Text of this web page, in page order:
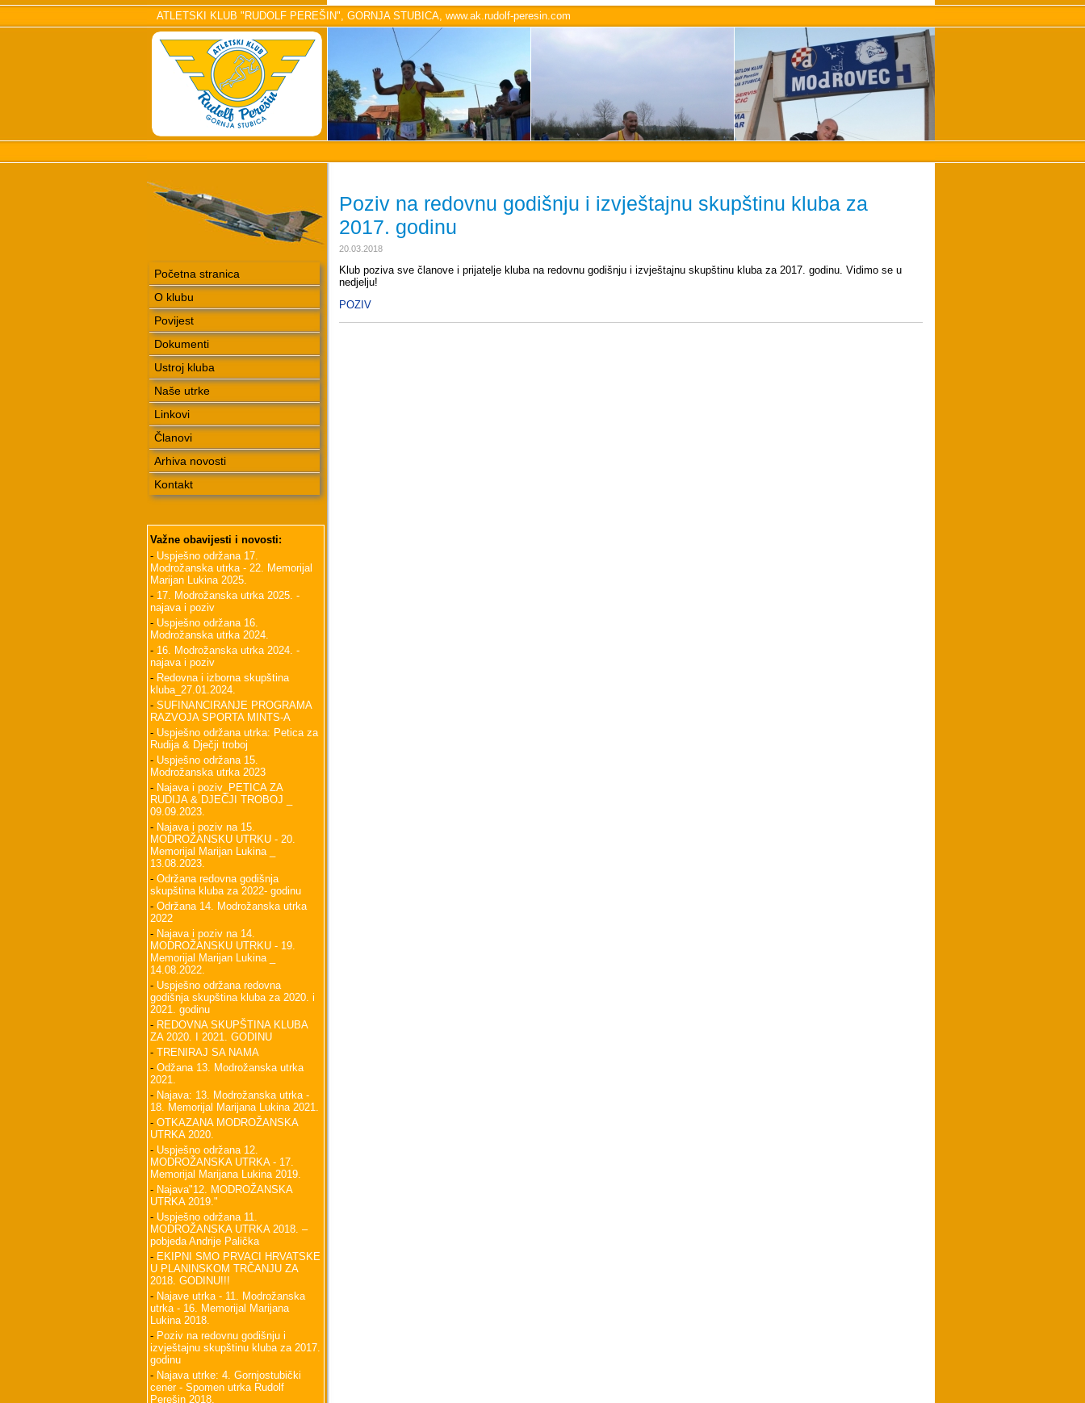
ATLETSKI KLUB "RUDOLF PEREŠIN", GORNJA STUBICA, www.ak.rudolf-peresin.com
Početna stranica
O klubu
Povijest
Dokumenti
Ustroj kluba
Naše utrke
Linkovi
Članovi
Arhiva novosti
Kontakt
Važne obavijesti i novosti:
- Uspješno održana 17.
Modrožanska utrka - 22. Memorijal
Marijan Lukina 2025.
- 17. Modrožanska utrka 2025. -
najava i poziv
- Uspješno održana 16.
Modrožanska utrka 2024.
- 16. Modrožanska utrka 2024. -
najava i poziv
- Redovna i izborna skupština
kluba_27.01.2024.
- SUFINANCIRANJE PROGRAMA
RAZVOJA SPORTA MINTS-A
- Uspješno održana utrka: Petica za
Rudija & Dječji troboj
- Uspješno održana 15.
Modrožanska utrka 2023
- Najava i poziv_PETICA ZA
RUDIJA & DJEČJI TROBOJ _
09.09.2023.
- Najava i poziv na 15.
MODROŽANSKU UTRKU - 20.
Memorijal Marijan Lukina _
13.08.2023.
- Održana redovna godišnja
skupština kluba za 2022- godinu
- Održana 14. Modrožanska utrka
2022
- Najava i poziv na 14.
MODROŽANSKU UTRKU - 19.
Memorijal Marijan Lukina _
14.08.2022.
- Uspješno održana redovna
godišnja skupština kluba za 2020. i
2021. godinu
- REDOVNA SKUPŠTINA KLUBA
ZA 2020. I 2021. GODINU
- TRENIRAJ SA NAMA
- Odžana 13. Modrožanska utrka
2021.
- Najava: 13. Modrožanska utrka -
18. Memorijal Marijana Lukina 2021.
- OTKAZANA MODROŽANSKA
UTRKA 2020.
- Uspješno održana 12.
MODROŽANSKA UTRKA - 17.
Memorijal Marijana Lukina 2019.
- Najava"12. MODROŽANSKA
UTRKA 2019."
- Uspješno održana 11.
MODROŽANSKA UTRKA 2018. –
pobjeda Andrije Palička
- EKIPNI SMO PRVACI HRVATSKE
U PLANINSKOM TRČANJU ZA
2018. GODINU!!!
- Najave utrka - 11. Modrožanska
utrka - 16. Memorijal Marijana
Lukina 2018.
- Poziv na redovnu godišnju i
izvještajnu skupštinu kluba za 2017.
godinu
- Najava utrke: 4. Gornjostubički
cener - Spomen utrka Rudolf
Perešin 2018.
Poziv na redovnu godišnju i izvještajnu skupštinu kluba za
2017. godinu
20.03.2018
Klub poziva sve članove i prijatelje kluba na redovnu godišnju i izvještajnu skupštinu kluba za 2017. godinu. Vidimo se u
nedjelju!
POZIV